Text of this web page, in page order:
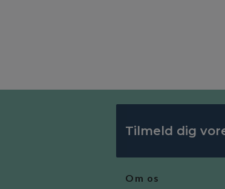
Tilmeld dig
Om os